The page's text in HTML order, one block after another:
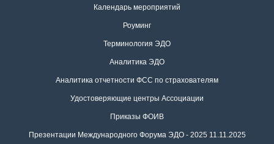
Календарь мероприятий
Роуминг
Терминология ЭДО
Аналитика ЭДО
Аналитика отчетности ФСС по страхователям
Удостоверяющие центры Ассоциации
Приказы ФОИВ
Презентации Международного Форума ЭДО - 2025 11.11.2025